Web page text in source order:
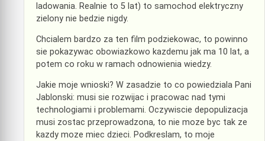
ladowania. Realnie to 5 lat) to samochod elektryczny
zielony nie bedzie nigdy.
Chcialem bardzo za ten film podziekowac, to powinno
sie pokazywac obowiazkowo kazdemu jak ma 10 lat, a
potem co roku w ramach odnowienia wiedzy.
Jakie moje wnioski? W zasadzie to co powiedziala Pani
Jablonski: musi sie rozwijac i pracowac nad tymi
technologiami i problemami. Oczywiscie depopulizacja
musi zostac przeprowadzona, to nie moze byc tak ze
kazdy moze miec dzieci. Podkreslam, to moje